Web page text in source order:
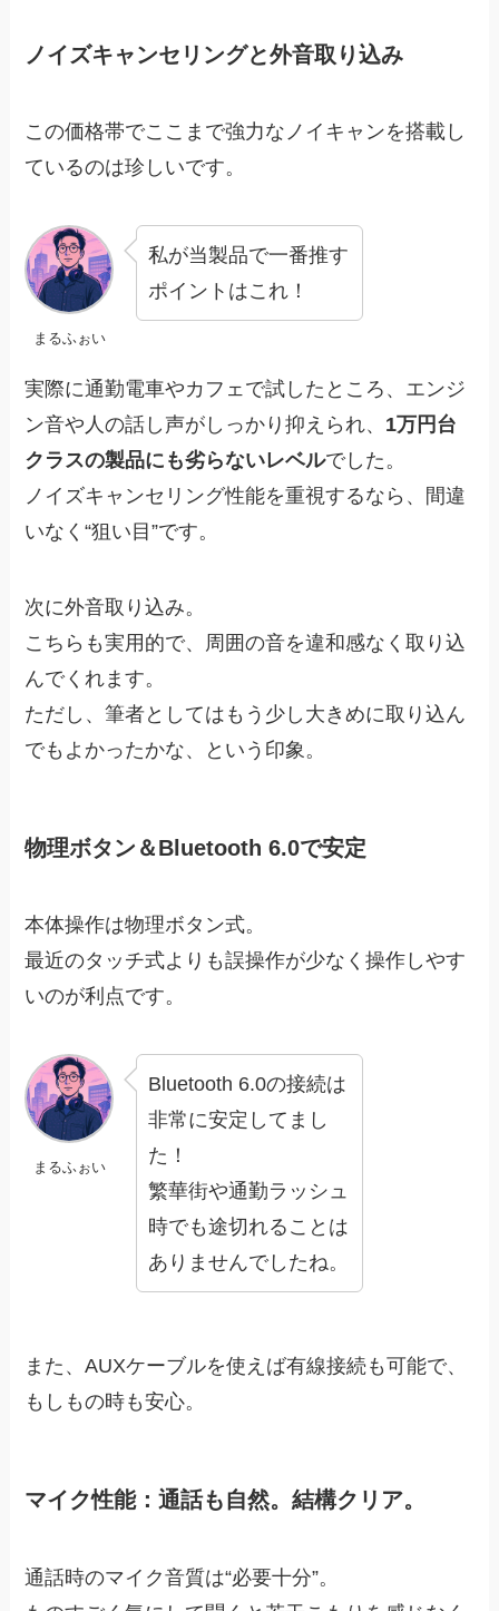
ノイズキャンセリングと外音取り込み
この価格帯でここまで強力なノイキャンを搭載し
ているのは珍しいです。
まるふぉい
私が当製品で一番推す
ポイントはこれ！
実際に通勤電車やカフェで試したところ、エンジ
ン音や人の話し声がしっかり抑えられ、 1万円台
クラスの製品にも劣らないレベルでした。
ノイズキャンセリング性能を重視するなら、間違
いなく“狙い目”です。
次に外音取り込み。
こちらも実用的で、周囲の音を違和感なく取り込
んでくれます。
ただし、筆者としてはもう少し大きめに取り込ん
でもよかったかな、という印象。
物理ボタン＆Bluetooth 6.0で安定
本体操作は物理ボタン式。
最近のタッチ式よりも誤操作が少なく操作しやす
いのが利点です。
まるふぉい
Bluetooth 6.0の接続は
非常に安定してまし
た！
繁華街や通勤ラッシュ
時でも途切れることは
ありませんでしたね。
また、AUXケーブルを使えば有線接続も可能で、
もしもの時も安心。
マイク性能：通話も自然。結構クリア。
通話時のマイク音質は“必要十分”。